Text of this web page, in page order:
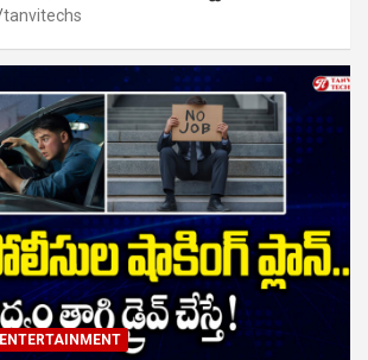
tanvitechs
ENTERTAINMENT